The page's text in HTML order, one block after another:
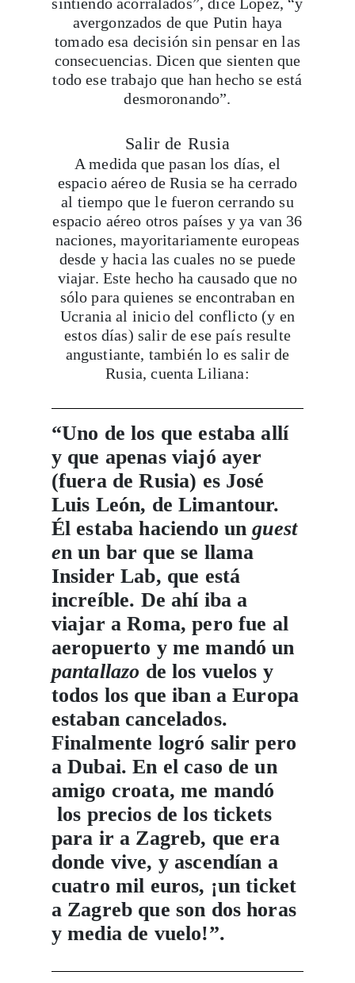
avergonzados de que Putin haya
tomado esa decisión sin pensar en las
consecuencias. Dicen que sienten que
todo ese trabajo que han hecho se está
desmoronando”.
Salir de Rusia
A medida que pasan los días, el
espacio aéreo de Rusia se ha cerrado
al tiempo que le fueron cerrando su
espacio aéreo otros países y ya van 36
naciones, mayoritariamente europeas
desde y hacia las cuales no se puede
viajar. Este hecho ha causado que no
sólo para quienes se encontraban en
Ucrania al inicio del conflicto (y en
estos días) salir de ese país resulte
angustiante, también lo es salir de
Rusia, cuenta Liliana:
“Uno de los que estaba allí
y que apenas viajó ayer
(fuera de Rusia) es José
Luis León, de Limantour.
Él estaba haciendo unguest
en un bar que se llama
Insider Lab, que está
increíble. De ahí iba a
viajar a Roma, pero fue al
aeropuerto y me mandó un
pantallazo de los vuelos y
todos los que iban a Europa
estaban cancelados.
Finalmente logró salir pero
a Dubai. En el caso de un
amigo croata, me mandó
los precios de los tickets
para ir a Zagreb, que era
donde vive, y ascendían a
cuatro mil euros, ¡un ticket
a Zagreb que son dos horas
y media de vuelo!”.